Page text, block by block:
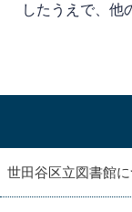
したうえで、他
世田谷区立図書館